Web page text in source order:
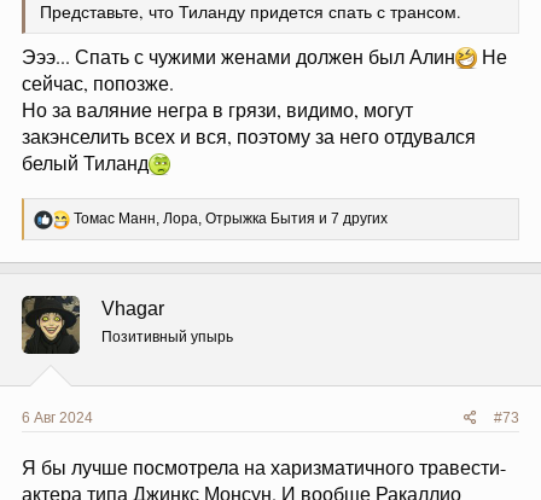
намного позже. Вот:
Спойлер: Приключения Алина
Добавлю, что кажется именно Ракаллио любил носить
женские платья, а не Шарако. Местная трансперсона,
которую сериальщики просто заменили на женщину.
Ну и хорошо, что Ракаллио заменили на сильную и
независимую Локхар. Представьте, что Тиланду
придется спать с трансом. Хотя.. Кто знает, что у
Локхар под юбкой?
Р
е
ц
и
и
Отрыжка Бытия Gotcha и 2 других
Пташка
Бёрдон
6 Авг 2024
Selenmariene написал(а):